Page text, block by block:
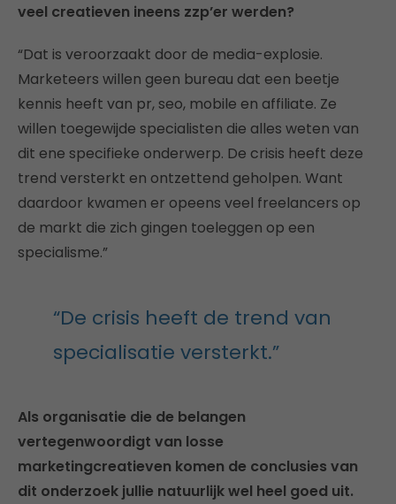
veel creatieven ineens zzp’er werden?
“Dat is veroorzaakt door de media-explosie.
Marketeers willen geen bureau dat een beetje
kennis heeft van pr, seo, mobile en affiliate. Ze
willen toegewijde specialisten die alles weten van
dit ene specifieke onderwerp. De crisis heeft deze
trend versterkt en ontzettend geholpen. Want
daardoor kwamen er opeens veel freelancers op
de markt die zich gingen toeleggen op een
specialisme.”
“De crisis heeft de trend van
specialisatie versterkt.”
Als organisatie die de belangen
vertegenwoordigt van losse
marketingcreatieven komen de conclusies van
dit onderzoek jullie natuurlijk wel heel goed uit.